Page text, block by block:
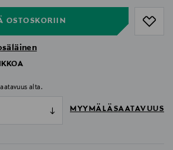
OSTOSKORIIN
alta.
MYYMÄLÄSAATAVUUS